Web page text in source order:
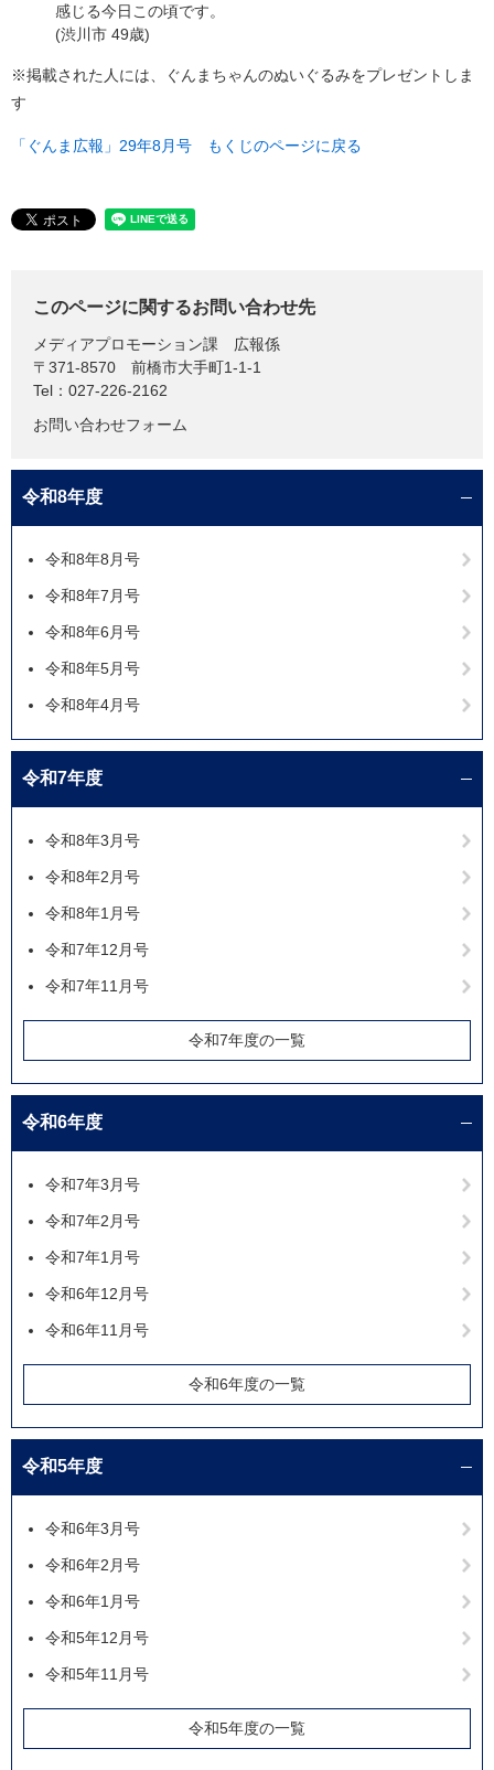
感じる今日この頃です。
(渋川市 49歳)
※掲載された人には、ぐんまちゃんのぬいぐるみをプレゼントしま
す
「ぐんま広報」29年8月号 もくじのページに戻る
このページに関するお問い合わせ先
メディアプロモーション課
広報係
〒371-8570
前橋市大手町1-1-1
Tel：027-226-2162
お問い合わせフォーム
令和8年度
令和8年8月号
令和8年7月号
令和8年6月号
令和8年5月号
令和8年4月号
令和7年度
令和8年3月号
令和8年2月号
令和8年1月号
令和7年12月号
令和7年11月号
令和7年度の一覧
令和6年度
令和7年3月号
令和7年2月号
令和7年1月号
令和6年12月号
令和6年11月号
令和6年度の一覧
令和5年度
令和6年3月号
令和6年2月号
令和6年1月号
令和5年12月号
令和5年11月号
令和5年度の一覧